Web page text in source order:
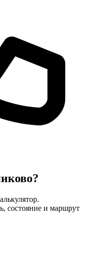
состояние и маршрут